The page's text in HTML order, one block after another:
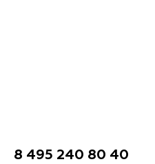
8 495 240 80 40